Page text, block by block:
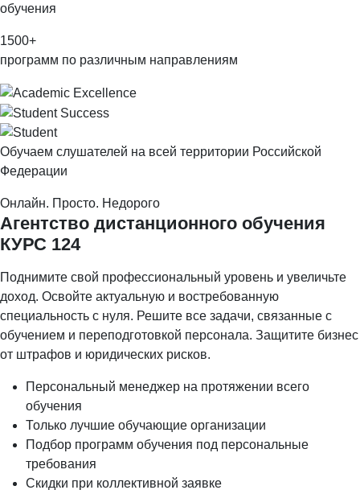
обучения
1500+
программ по различным направлениям
Обучаем слушателей на всей территории Российской
Федерации
Онлайн. Просто. Недорого
Агентство дистанционного обучения
КУРС 124
Поднимите свой профессиональный уровень и увеличьте
доход. Освойте актуальную и востребованную
специальность с нуля. Решите все задачи, связанные с
обучением и переподготовкой персонала. Защитите бизнес
от штрафов и юридических рисков.
Персональный менеджер на протяжении всего
обучения
Только лучшие обучающие организации
Подбор программ обучения под персональные
требования
Скидки при коллективной заявке